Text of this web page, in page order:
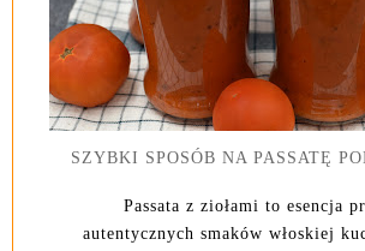
SZYBKI SPOSÓB NA PASSATĘ
Passata z ziołami to esencja
autentycznych smaków włoskiej